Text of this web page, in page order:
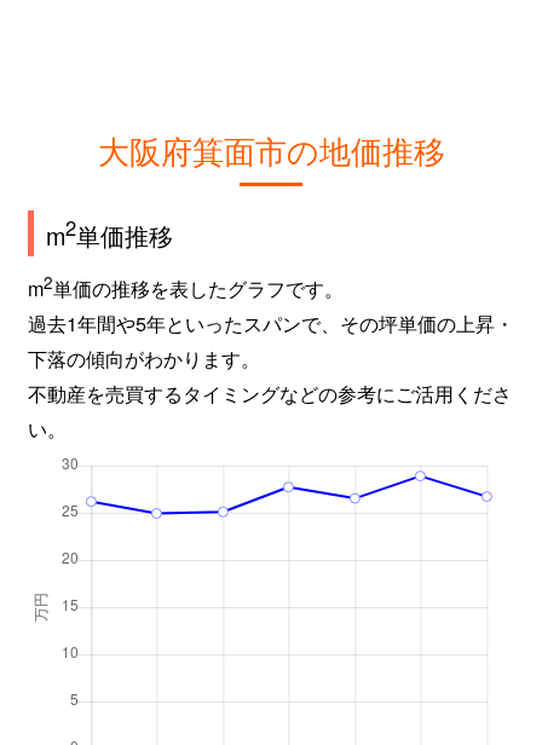
大阪府箕面市の地価推移
m2単価推移
m2単価の推移を表したグラフです。
過去1年間や5年といったスパンで、その坪単価の上昇・
下落の傾向がわかります。
不動産を売買するタイミングなどの参考にご活用くださ
い。